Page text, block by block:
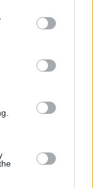
som erstatter